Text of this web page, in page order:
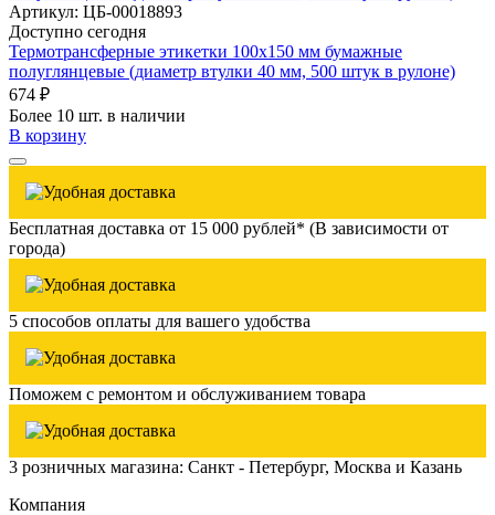
Артикул: ЦБ-00018893
Доступно сегодня
Термотрансферные этикетки 100х150 мм бумажные
полуглянцевые (диаметр втулки 40 мм, 500 штук в рулоне)
674 ₽
Более 10 шт. в наличии
В корзину
Бесплатная доставка от 15 000 рублей* (В зависимости от
города)
5 способов оплаты для вашего удобства
Поможем с ремонтом и обслуживанием товара
3 розничных магазина: Санкт - Петербург, Москва и Казань
Компания